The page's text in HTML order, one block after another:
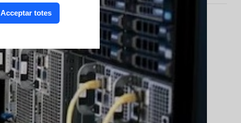
Acceptar totes